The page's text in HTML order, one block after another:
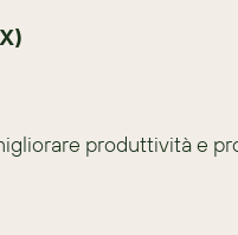
produttività e